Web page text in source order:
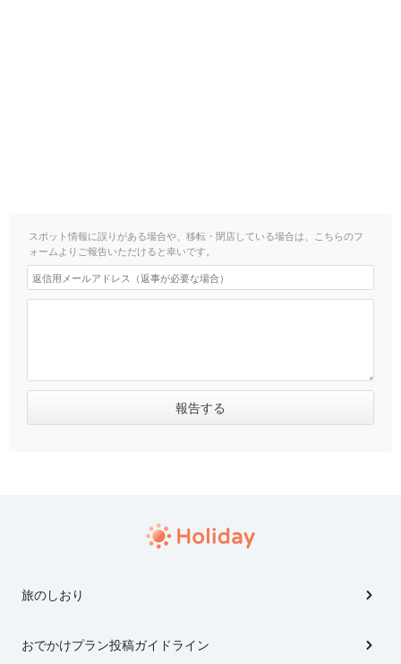
スポット情報に誤りがある場合や、移転・閉店している場合は、こちらのフ
ォームよりご報告いただけると幸いです。
旅のしおり
おでかけプラン投稿ガイドライン